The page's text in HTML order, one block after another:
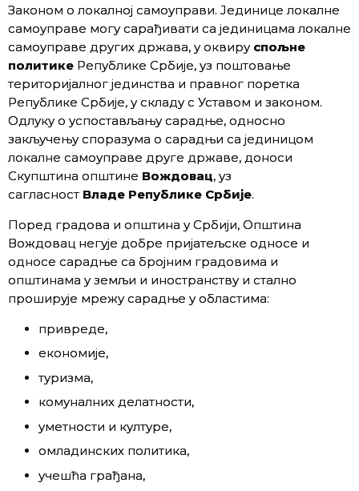
Законом о локалној самоуправи. Јединице локалне
самоуправе могу сарађивати са јединицама локалне
самоуправе других држава, у оквиру спољне
политике Републике Србије, уз поштовање
територијалног јединства и правног поретка
Републике Србије, у складу с Уставом и законом.
Одлуку о успостављању сарадње, односно
закључењу споразума о сарадњи са јединицом
локалне самоуправе друге државе, доноси
Скупштинa општине Вождовац, уз
сагласност Владе Републике Србије.
Поред градова и општина у Србији, Oпштина
Вождовац негује добре пријатељске односе и
односе сарадње са бројним градовима и
општинама у земљи и иностранству и стално
проширује мрежу сарадње у областима:
привреде,
економије,
туризма,
комуналних делатности,
уметности и културе,
омладинских политика,
учешћа грађана,